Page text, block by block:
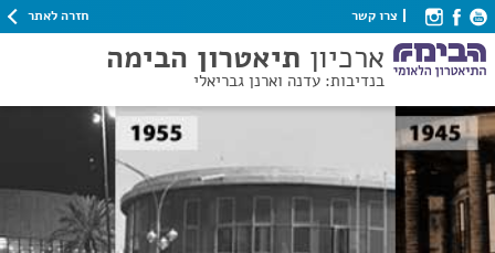
צרו קשר חזרה לאתר
ארכיון תיאטרון הבימה
בנדיבות: עדנה וארנן גבריאלי